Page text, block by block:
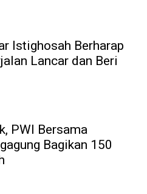
Istighosah Berharap
Lancar dan Beri
PWI Bersama
Bagikan 150